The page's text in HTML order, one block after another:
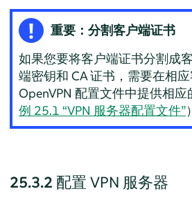
重要：分割客户端证书
如果您要将客户端证书分割成
端密钥和 CA 证书，需要在相
OpenVPN 配置文件中提供相
例 25.1 “VPN 服务器配置文件”
25.3.2 配置 VPN 服务器